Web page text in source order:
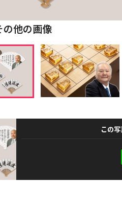
の他の画像
この